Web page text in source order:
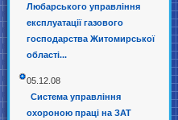
Любарського управління
експлуатації газового
господарства Житомирської
області...
05.12.08
Система управління
охороною праці на ЗАТ